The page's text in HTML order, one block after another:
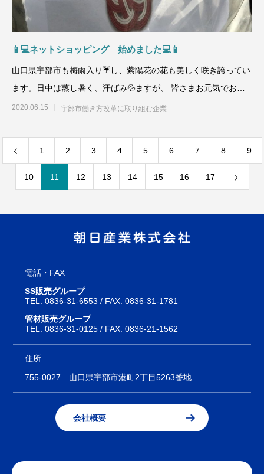
📱💻ネットショッピング 始めました💻📱
山口県宇部市も梅雨入り☔し、紫陽花の花も美しく咲き誇ってい
ます。日中は蒸し暑く、汗ばみ💦ますが、 皆さまお元気でお過
ごしですか？
2020.06.15 宇部市働き方改革に取り組む企業
1 2 3 4 5 6 7 8 9
10 11 12 13 14 15 16 17
電話・FAX
SS販売グループ
TEL:0836-31-6553 / FAX: 0836-31-1781
管材販売グループ
TEL:0836-31-0125 / FAX: 0836-21-1562
住所
755-0027 山口県宇部市港町2丁目5263番地
会社概要